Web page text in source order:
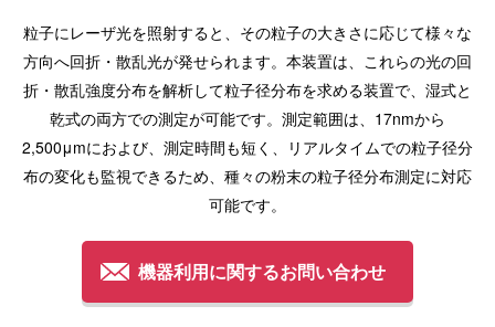
粒子にレーザ光を照射すると、その粒子の大きさに応じて様々な
方向へ回折・散乱光が発せられます。本装置は、これらの光の回
折・散乱強度分布を解析して粒子径分布を求める装置で、湿式と
乾式の両方での測定が可能です。測定範囲は、17nmから
2,500μmにおよび、測定時間も短く、リアルタイムでの粒子径分
布の変化も監視できるため、種々の粉末の粒子径分布測定に対応
可能です。
機器利用に関するお問い合わせ